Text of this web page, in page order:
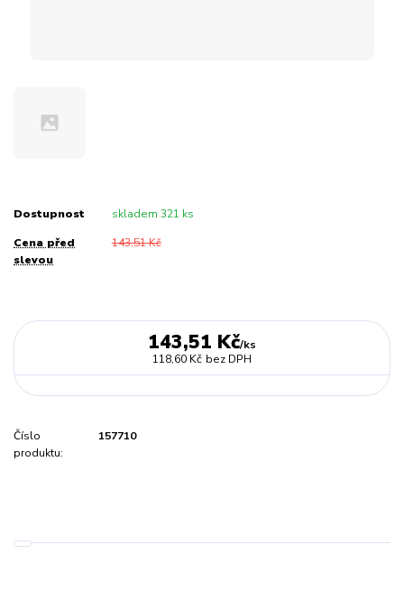
Dostupnost skladem 321 ks
Cena před
slevou
143,51 Kč
143,51 Kč/ks
118,60 Kč bez DPH
Číslo
produktu:
157710